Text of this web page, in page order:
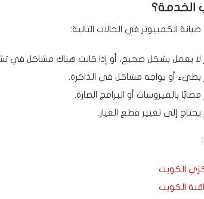
الخدمة؟
الكمبيوتر في الحالات التالية:
لا يعمل بشكل صحيح، أو إذا كانت هناك مشاكل في
بطيء أو يواجه مشاكل في الذاكرة.
مصابًا بالفيروسات أو البرامج الضارة.
يحتاج إلى تغيير قطع الغيار.
الكويت
الكويت